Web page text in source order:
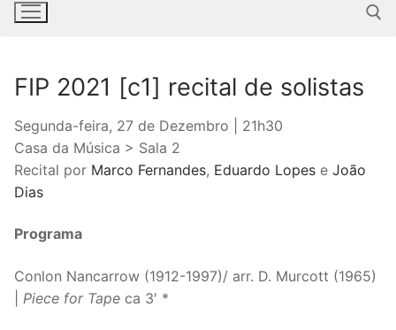
FIP 2021 [c1] recital de solistas
Segunda-feira, 27 de Dezembro | 21h30
Casa da Música > Sala 2
Recital por Marco Fernandes, Eduardo Lopes e João
Dias
Programa
Conlon Nancarrow (1912-1997)/ arr. D. Murcott (1965)
Piece for Tape ca 3′ *